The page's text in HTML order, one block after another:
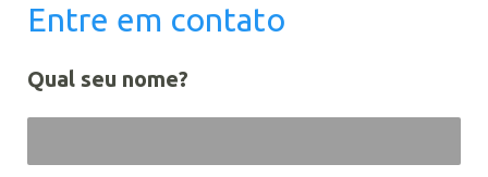
Entre em contato
Qual seu nome?